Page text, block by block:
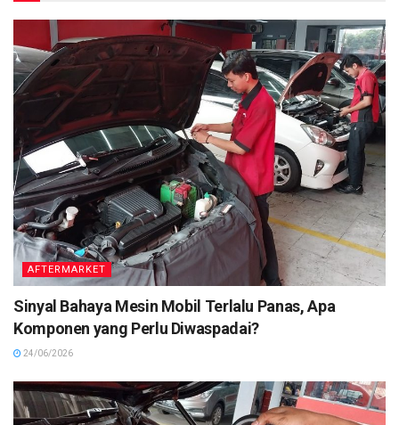
AFTERMARKET
Sinyal Bahaya Mesin Mobil Terlalu Panas, Apa
Komponen yang Perlu Diwaspadai?
24/06/2026